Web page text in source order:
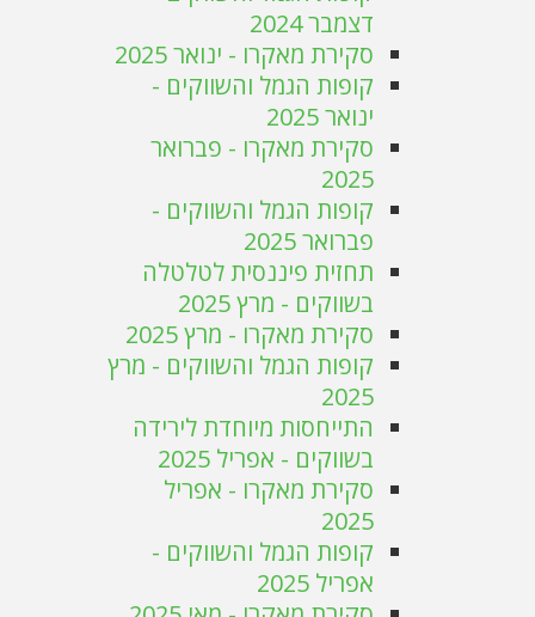
דצמבר 2024
סקירת מאקרו - ינואר 2025
קופות הגמל והשווקים -
ינואר 2025
סקירת מאקרו - פברואר
2025
קופות הגמל והשווקים -
פברואר 2025
תחזית פיננסית לטלטלה
בשווקים - מרץ 2025
סקירת מאקרו - מרץ 2025
קופות הגמל והשווקים - מרץ
2025
התייחסות מיוחדת לירידה
בשווקים - אפריל 2025
סקירת מאקרו - אפריל
2025
קופות הגמל והשווקים -
אפריל 2025